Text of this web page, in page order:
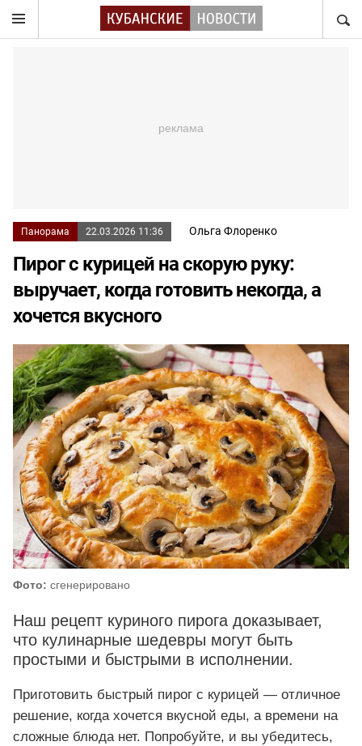
Панорама 22.03.2026 11:36 Ольга Флоренко
Пирог с курицей на скорую руку:
выручает, когда готовить некогда, а
хочется вкусного
Фото: сгенерировано
Наш рецепт куриного пирога доказывает,
что кулинарные шедевры могут быть
простыми и быстрыми в исполнении.
Приготовить быстрый пирог с курицей — отличное
решение, когда хочется вкусной еды, а времени на
сложные блюда нет. Попробуйте, и вы убедитесь,